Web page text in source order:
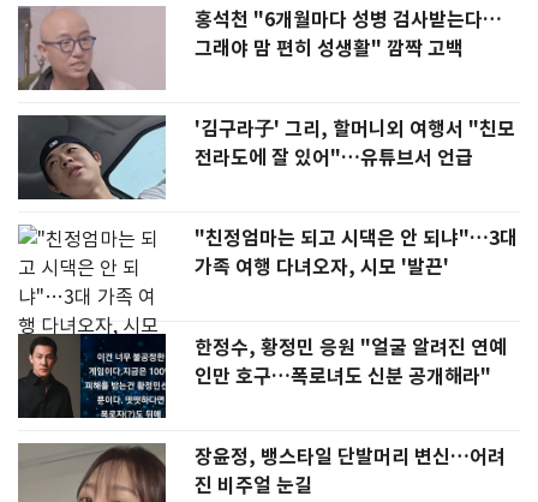
홍석천 "6개월마다 성병 검사받는다…
그래야 맘 편히 성생활" 깜짝 고백
'김구라子' 그리, 할머니외 여행서 "친모
전라도에 잘 있어"…유튜브서 언급
"친정엄마는 되고 시댁은 안 되냐"…3대
가족 여행 다녀오자, 시모 '발끈'
한정수, 황정민 응원 "얼굴 알려진 연예
인만 호구…폭로녀도 신분 공개해라"
장윤정, 뱅스타일 단발머리 변신…어려
진 비주얼 눈길